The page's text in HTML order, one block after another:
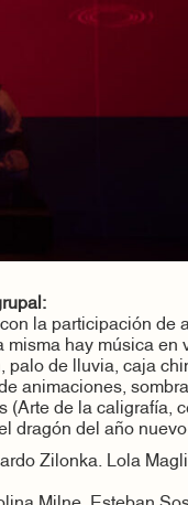
la participación de
misma hay música en
palo de lluvia, caja
animaciones,
(Arte de la caligrafía,
dragón del año
Zilonka. Lola